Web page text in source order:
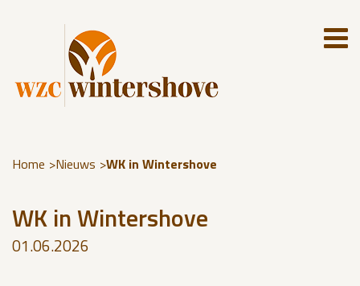
Home Nieuws WK in Wintershove
WK in Wintershove
01.06.2026